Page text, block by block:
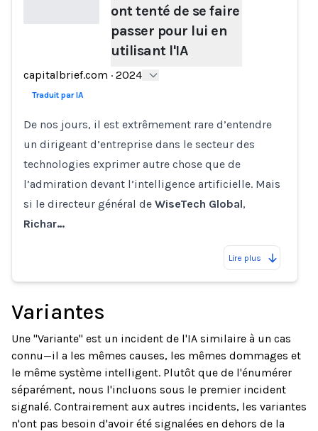
ont tenté de se faire
passer pour lui en
utilisant l'IA
capitalbrief.com · 2024
Traduit par IA
De nos jours, il est extrêmement rare d’entendre
un dirigeant d’entreprise dans le secteur des
technologies exprimer autre chose que de
l’admiration devant l’intelligence artificielle. Mais
si le directeur général de WiseTech Global,
Richar…
Lire plus
Variantes
Une "Variante" est un incident de l'IA similaire à un cas
connu—il a les mêmes causes, les mêmes dommages et
le même système intelligent. Plutôt que de l'énumérer
séparément, nous l'incluons sous le premier incident
signalé. Contrairement aux autres incidents, les variantes
n'ont pas besoin d'avoir été signalées en dehors de la